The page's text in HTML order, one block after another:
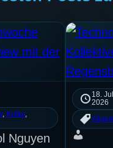
, Kultur
Nguyen
18.
2026